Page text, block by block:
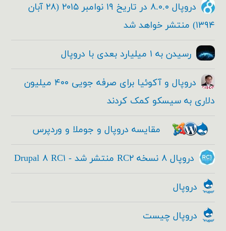
دروپال ۸.۰.۰ در تاریخ ۱۹ نوامبر ۲۰۱۵ (۲۸ آبان
۱۳۹۴) منتشر خواهد شد
رسیدن به ۱ میلیارد بعدی با دروپال
دروپال و آکوئیا برای صرفه جویی ۴۰۰ میلیون
دلاری به سیسکو کمک کردند
مقایسه دروپال و جوملا و وردپرس
دروپال ۸ نسخه RC۲ منتشر شد - Drupal ۸ RC۱
دروپال
دروپال چیست